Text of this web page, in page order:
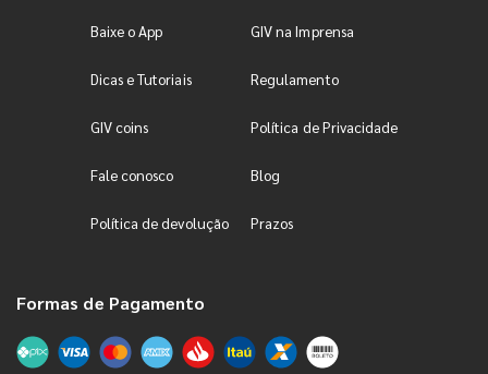
Baixe o App GIV na Imprensa
Dicas e Tutoriais Regulamento
GIV coins Política de Privacidade
Fale conosco Blog
Política de devolução Prazos
Formas de Pagamento